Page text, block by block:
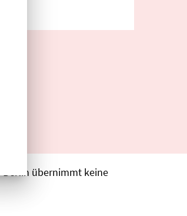
Berlin übernimmt keine